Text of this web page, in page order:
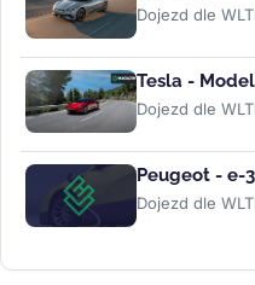
Dojezd dle
Tesla -
Dojezd dle
Peugeot - e-
Dojezd dle